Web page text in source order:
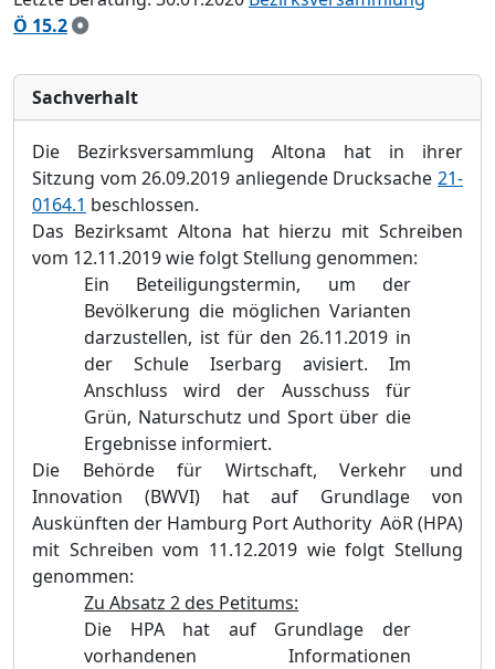
Ö 15.2
Sachverhalt
Die Bezirksversammlung Altona hat in ihrer
Sitzung vom 26.09.2019 anliegende Drucksache 21-
0164.1 beschlossen.
Das Bezirksamt Altona hat hierzu mit Schreiben
vom 12.11.2019 wie folgt Stellung genommen:
Ein Beteiligungstermin, um der
Bevölkerung die möglichen Varianten
darzustellen, ist für den 26.11.2019 in
der Schule Iserbarg avisiert. Im
Anschluss wird der Ausschuss für
Grün, Naturschutz und Sport über die
Ergebnisse informiert.
Die Behörde für Wirtschaft, Verkehr und
Innovation (BWVI) hat auf Grundlage von
Auskünften der Hamburg Port Authority AöR (HPA)
mit Schreiben vom 11.12.2019 wie folgt Stellung
genommen:
Zu Absatz 2 des Petitums:
Die HPA hat auf Grundlage der
vorhandenen Informationen